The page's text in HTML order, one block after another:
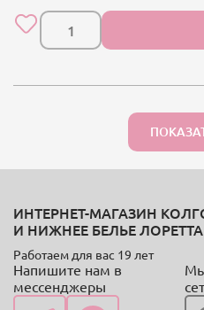
ИНТЕРНЕТ-МАГАЗИН
И НИЖНЕЕ БЕЛЬЕ ЛОРЕТТА
Работаем для вас 19 лет
Напишите нам в
мессенджеры